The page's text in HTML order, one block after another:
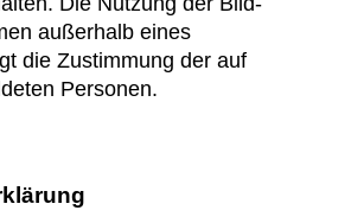
außerhalb eines
die Zustimmung der auf
Personen.